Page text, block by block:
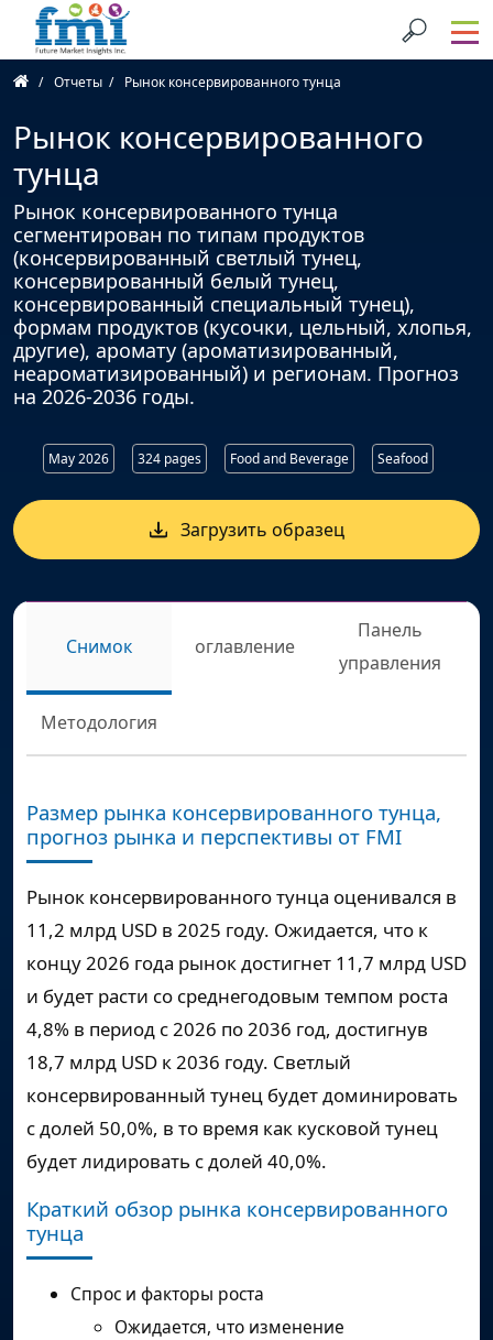
Отчеты Рынок консервированного тунца
Рынок консервированного
тунца
Рынок консервированного тунца
сегментирован по типам продуктов
(консервированный светлый тунец,
консервированный белый тунец,
консервированный специальный тунец),
формам продуктов (кусочки, цельный, хлопья,
другие), аромату (ароматизированный,
неароматизированный) и регионам. Прогноз
на 2026-2036 годы.
May 2026 324 pages Food and Beverage Seafood
Загрузить образец
Снимок оглавление
Панель
управления
Методология
Размер рынка консервированного тунца,
прогноз рынка и перспективы от FMI
Рынок консервированного тунца оценивался в
11,2 млрд USD в 2025 году. Ожидается, что к
концу 2026 года рынок достигнет 11,7 млрд USD
и будет расти со среднегодовым темпом роста
4,8% в период с 2026 по 2036 год, достигнув
18,7 млрд USD к 2036 году. Светлый
консервированный тунец будет доминировать
с долей 50,0%, в то время как кусковой тунец
будет лидировать с долей 40,0%.
Краткий обзор рынка консервированного
тунца
Спрос и факторы роста
Ожидается, что изменение